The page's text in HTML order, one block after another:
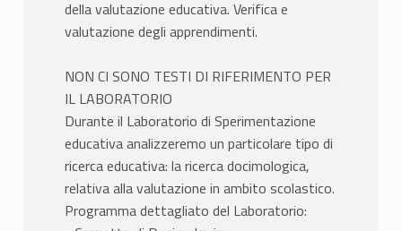
della valutazione educativa. Verifica e
valutazione degli apprendimenti.
NON CI SONO TESTI DI RIFERIMENTO PER
IL LABORATORIO
Durante il Laboratorio di Sperimentazione
educativa analizzeremo un particolare tipo di
ricerca educativa: la ricerca docimologica,
relativa alla valutazione in ambito scolastico.
Programma dettagliato del Laboratorio: